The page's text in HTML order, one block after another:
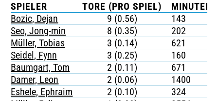
SPIELER TORE (PRO SPIEL)
MINUTEN
Bozic, Dejan
9 (0.56)
143
Seo, Jong-min
8 (0.35)
202
Müller, Tobias
3 (0.14)
621
Seidel, Fynn
3 (0.25)
160
Baumgart, Tom
2 (0.11)
671
Damer, Leon
2 (0.06)
1400
Eshele, Ephraim
2 (0.10)
324